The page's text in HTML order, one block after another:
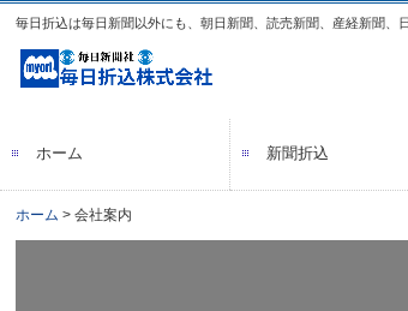
毎日折込は毎日新聞以外にも、朝日新聞、読売新聞、産経新聞
ホーム 新聞折込
ホーム 会社案内